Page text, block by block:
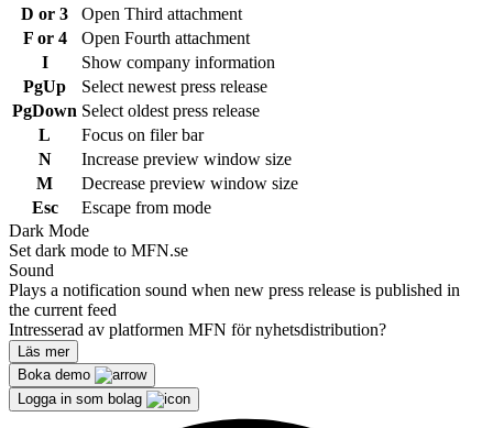
D or 3
Open Third attachment
F or 4
Open Fourth attachment
I
Show company information
PgUp
Select newest press release
PgDown Select oldest press release
L
Focus on filer bar
N
Increase preview window size
M
Decrease preview window size
Esc
Escape from mode
Dark Mode
Set dark mode to MFN.se
Sound
Plays a notification sound when new press release is published in
the current feed
Intresserad av platformen MFN för nyhetsdistribution?
Läs mer
Boka demo
Logga in som bolag